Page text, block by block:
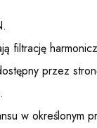
filtrację
przez
w określonym